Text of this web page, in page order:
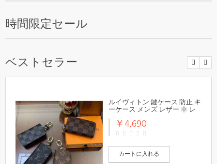
時間限定セール
ベストセラー
ルイヴィトン 鍵ケース 防止 キ
ーケース メンズ レザー 車 レ
ディース
￥4,690
カートに入れる